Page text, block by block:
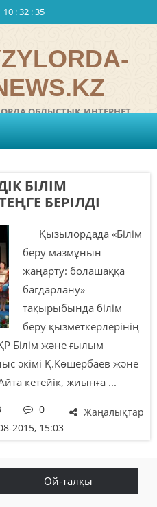
10 :32 :36
ОБЛЫСТЫҚ ИНТЕРНЕТ
БІЛІМ
БЕРІЛДІ
Қызылордада «Білім
беру мазмұнын
жаңарту: болашаққа
бағдарлану»
тақырыбында білім
беру қызметкерлерінің
Білім және ғылым
әкімі Қ.Көшербаев және
кетейік, жиынға ...
Жаңалықтар
0
2015, 15:03
Ой-талқы